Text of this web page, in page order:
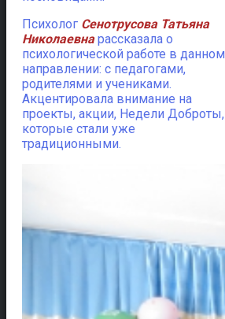
Психолог Сенотрусова Татьяна
Николаевнарассказала о
психологической работе в данном
направлении: с педагогами,
родителями и учениками.
Акцентировала внимание на
проекты, акции, Недели Доброты,
которые стали уже
традиционными.